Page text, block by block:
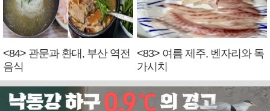
<84> 관문과 환대, 부산 역전
음식
<83> 여름 제주, 벤자리와 독
가시치